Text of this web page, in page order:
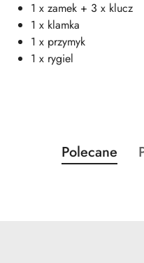
1 x zamek + 3 x klucz
1 x klamka
1 x przymyk
1 x rygiel
Pomiń karuzelę
Produkty
o
Polecane